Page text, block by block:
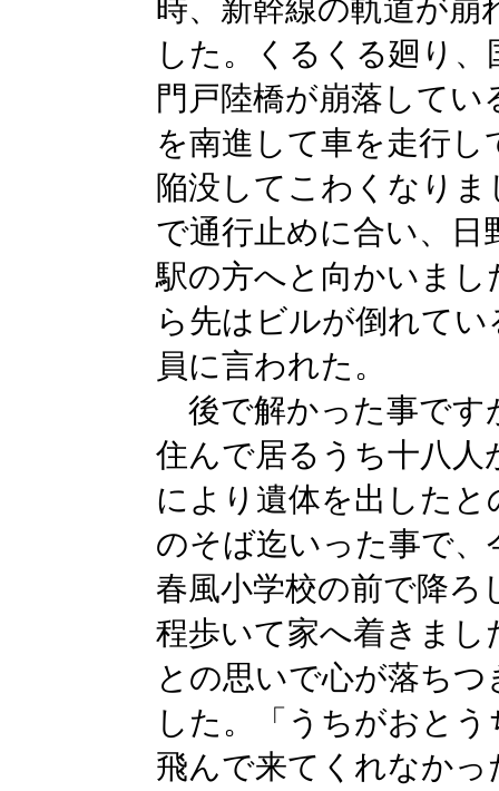
時、新幹線の軌道が
した。くるくる廻り
門戸陸橋が崩落してい
を南進して車を走行
陥没してこわくなり
で通行止めに合い、日
駅の方へと向かいま
ら先はビルが倒れて
員に言われた。
後で解かった事です
住んで居るうち十八人
により遺体を出した
のそば迄いった事で
春風小学校の前で降
程歩いて家へ着きまし
との思いで心が落ち
した。「うちがおと
飛んで来てくれなか